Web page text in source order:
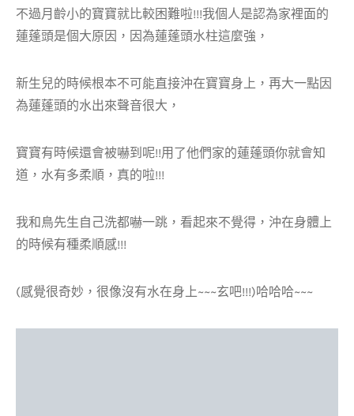
不過月齡小的寶寶就比較困難啦!!!我個人是認為家裡面的
蓮蓬頭是個大原因，因為蓮蓬頭水柱這麼強，
新生兒的時候根本不可能直接沖在寶寶身上，再大一點因
為蓮蓬頭的水出來聲音很大，
寶寶有時候還會被嚇到呢!!用了他們家的蓮蓬頭你就會知
道，水有多柔順，真的啦!!!
我和鳥先生自己洗都嚇一跳，看起來不覺得，沖在身體上
的時候有種柔順感!!!
(感覺很奇妙，很像沒有水在身上~~~玄吧!!!)哈哈哈~~~